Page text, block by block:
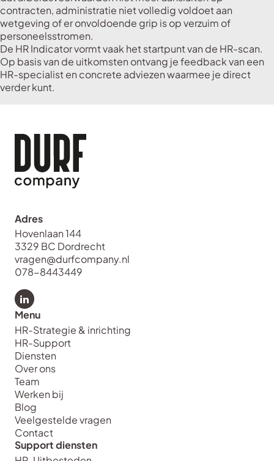
contracten, administratie niet volledig voldoet aan
wetgeving of er onvoldoende grip is op verzuim of
personeelsstromen.
De HR Indicator vormt vaak het startpunt van de HR-scan.
Op basis van de uitkomsten ontvang je feedback van een
HR-specialist en concrete adviezen waarmee je direct
verder kunt.
Adres
Hovenlaan 144
3329 BC Dordrecht
vragen@durfcompany.nl
078-8443449
Bekijk LinkedIn van Durf Company
Menu
HR-Strategie & inrichting
HR-Support
Diensten
Over ons
Team
Werken bij
Blog
Veelgestelde vragen
Contact
Support diensten